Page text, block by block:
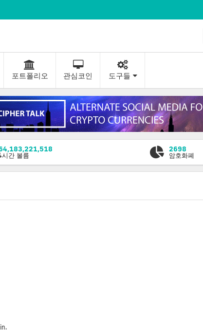
포트폴리오 관심코인 도구들
시간 볼륨
2698
암호화폐